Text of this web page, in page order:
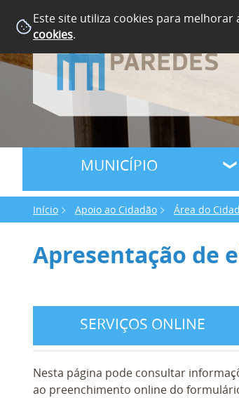
Este site utiliza cookies para melhorar
cookies.
MUNICÍPIO
Início Apoio ao Cidadão Área do
Apresentação de
SERVIÇOS ONLINE
Nesta página pode consultar
ao preenchimento online do